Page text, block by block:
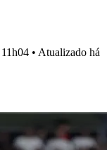
• Atualizado há